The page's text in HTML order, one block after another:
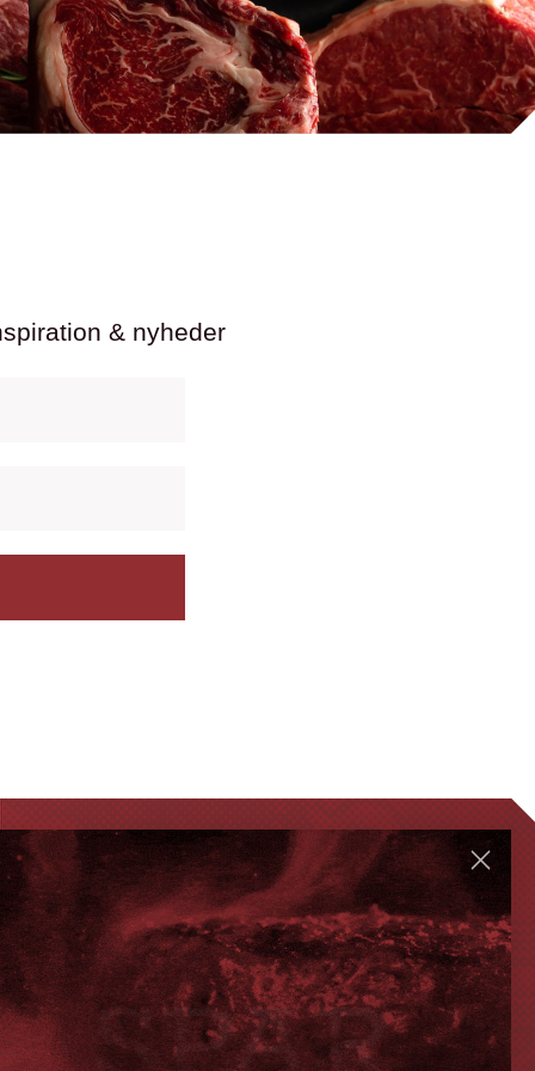
& nyheder
GENVEJE
Handelsbetingelser
FAQ
Levering eller afhentning